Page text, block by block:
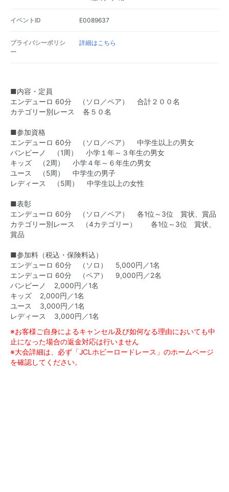
イベントID E0089637
プライバシーポリシ
ー
詳細はこちら
■内容・定員
エンデューロ 60分 （ソロ／ペア） 合計２００名
カテゴリー別レース 各５０名
■参加資格
エンデューロ 60分 （ソロ／ペア） 中学生以上の男女
バンビーノ （1周） 小学１年～３年生の男女
キッズ （2周） 小学４年～６年生の男女
ユース （5周） 中学生の男子
レディース （5周） 中学生以上の女性
■表彰
エンデューロ 60分 （ソロ／ペア） 各1位～3位 賞状、賞品
カテゴリー別レース （4カテゴリー） 各1位～3位 賞状、
賞品
■参加料（税込・保険料込）
エンデューロ 60分 （ソロ） 5,000円／1名
エンデューロ 60分 （ペア） 9,000円／2名
バンビーノ 2,000円／1名
キッズ 2,000円／1名
ユース 3,000円／1名
レディース 3,000円／1名
※お客様ご自身によるキャンセル及び如何なる理由においても中
止になった場合の返金対応は行いません
※大会詳細は、必ず「JCLホビーロードレース」のホームページ
を確認してください。